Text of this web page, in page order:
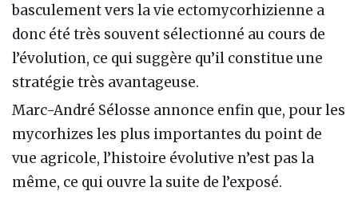
basculement vers la vie ectomycorhizienne a
donc été très souvent sélectionné au cours de
l’évolution, ce qui suggère qu’il constitue une
stratégie très avantageuse.
Marc-André Sélosse annonce enfin que, pour les
mycorhizes les plus importantes du point de
vue agricole, l’histoire évolutive n’est pas la
même, ce qui ouvre la suite de l’exposé.